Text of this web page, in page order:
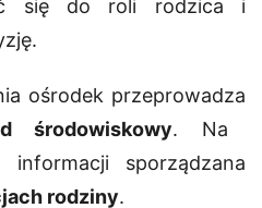
się do roli rodzica i
ośrodek przeprowadza
środowiskowy. Na
informacji sporządzana
rodziny.